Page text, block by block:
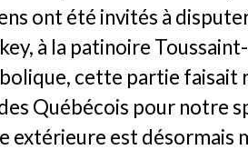
ont été invités à
à la patinoire
cette partie faisait
Québécois pour notre
extérieure est désormais